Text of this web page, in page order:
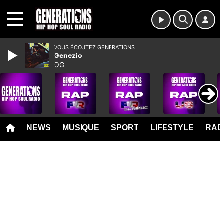
NEWS MUSIQUE SPORT LIFESTYLE
VOUS ÉCOUTEZ GENERATIONS
Genezio
OG